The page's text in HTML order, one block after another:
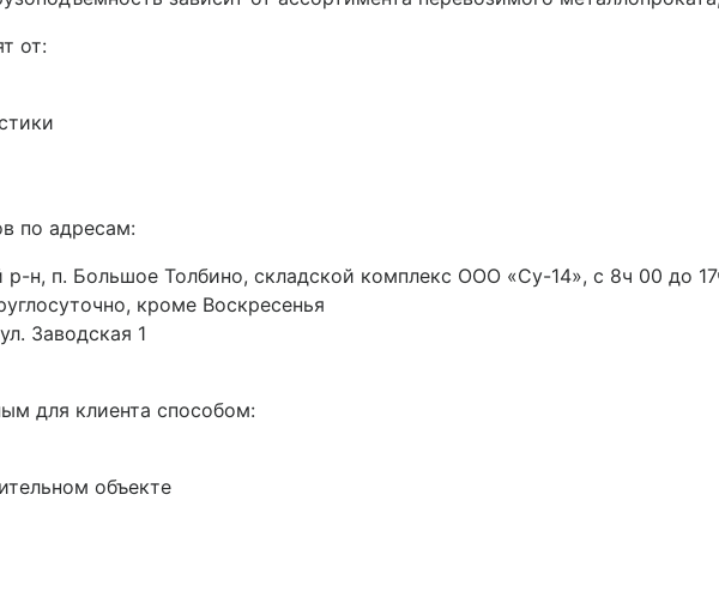
от:
по адресам:
н, п. Большое Толбино, складской комплекс ООО «Су-14», с 8ч 00 до
кроме Воскресенья
Заводская 1
для клиента способом:
объекте